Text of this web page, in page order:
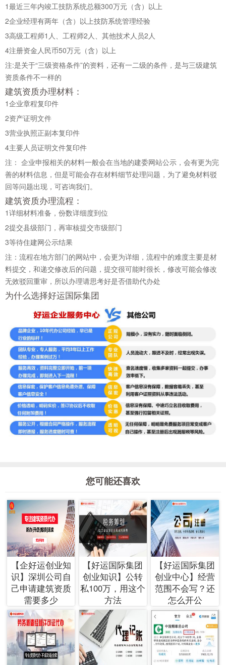
1最近三年内竣工技防系统总额300万元（含）以上
2企业经理有两年（含）以上技防系统管理经验
3高级工程师1人、工程师2人、其他技术人员2人
4注册资金人民币50万元（含）以上
注:是关于“三级资格条件”的资料，还有一二级的条件，是与三级建筑
资质条件不一样的
建筑资质办理材料：
1企业章程复印件
2资产证明文件
3营业执照正副本复印件
4主要人员证明文件复印件
注： 企业申报相关的材料一般会在当地的建委网站公示，会有更为完
善的材料信息，但是可能会存在材料细节处理问题，为了避免材料驳
回等问题出现，可咨询我们。
建筑资质办理流程：
1详细材料准备，份数详细度到位
2提交县级部门，再审核提交市级部门
3等待住建网公示结果
注：流程在地方部门的网站中，会更为详细，流程中的难度主要是材
料提交，和递交修改后的问题，提交很可能时很长，修改可能会修改
无效驳回重审，所以办理请思考好是否借助代办处
为什么选择好运国际集团
您可能还喜欢
【企好运创业知
识】深圳公司自
己申请建筑资质
需要多少
【好运国际集团
创业知识】公转
私100万，用这个
方法
【好运国际集团
创业中心】经营
范围不会写？还
怎么开公